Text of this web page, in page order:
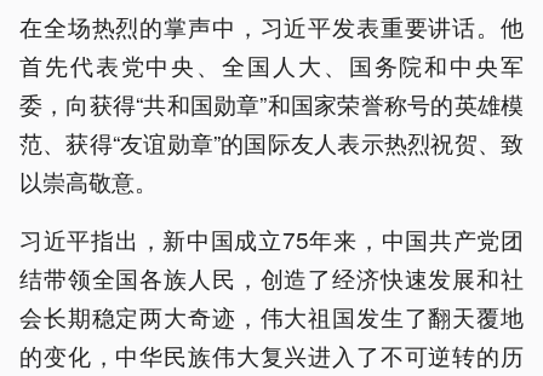
在全场热烈的掌声中，习近平发表重要讲话。他
首先代表党中央、全国人大、国务院和中央军
委，向获得“共和国勋章”和国家荣誉称号的英雄模
范、获得“友谊勋章”的国际友人表示热烈祝贺、致
以崇高敬意。
习近平指出，新中国成立75年来，中国共产党团
结带领全国各族人民，创造了经济快速发展和社
会长期稳定两大奇迹，伟大祖国发生了翻天覆地
的变化，中华民族伟大复兴进入了不可逆转的历